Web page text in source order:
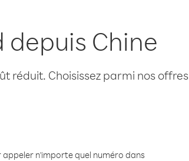
Chine
réduit. Choisissez parmi nos offres
n'importe quel numéro dans